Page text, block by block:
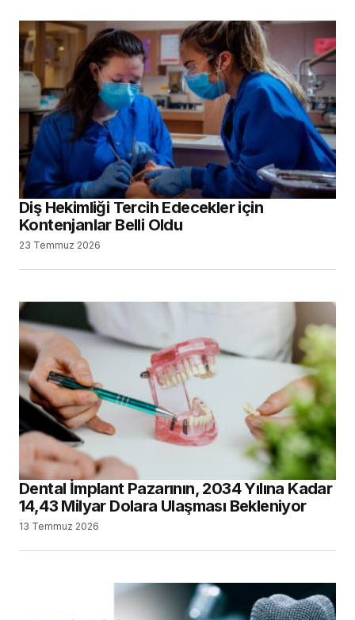
Diş Hekimliği Tercih Edecekler için
Kontenjanlar Belli Oldu
23 Temmuz 2026
Dental İmplant Pazarının, 2034 Yılına Kadar
14,43 Milyar Dolara Ulaşması Bekleniyor
13 Temmuz 2026